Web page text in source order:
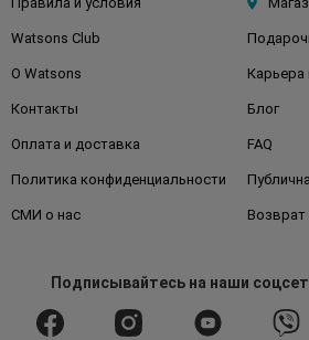
Watsons Club
О Watsons Карьера
Контакты Блог
Оплата и доставка FAQ
Политика конфиденциальности
СМИ о нас Возврат
Подписывайтесьна наши